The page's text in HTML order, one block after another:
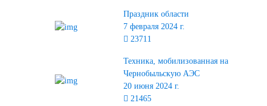
Праздник области
7 февраля 2024 г.
23711
Техника, мобилизованная на
Чернобыльскую АЭС
20 июня 2024 г.
21465